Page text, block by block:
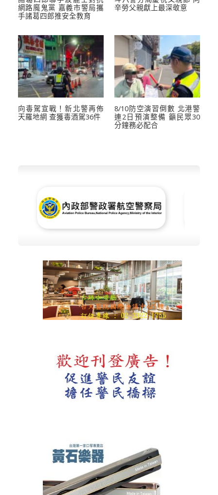
網路魔鬼黨 嘉義市警局攜
手諸葛四郎推安全教育
辛勞父親獻上最深敬意
向毒駕宣戰！新北警再佈
天羅地網 查獲毒酒駕36件
8/10防空演習倒數 北港警
連2日預演整備 籲民眾30
分鐘務必配合